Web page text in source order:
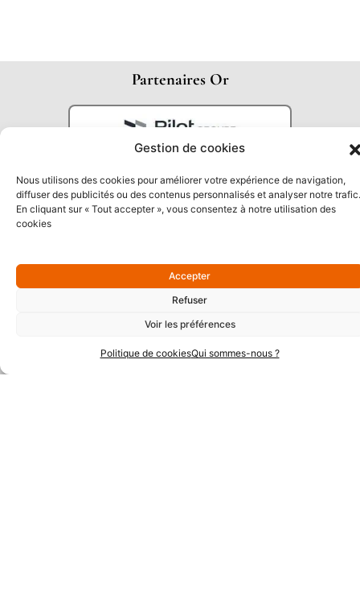
Gestion de cookies
Nous utilisons des cookies pour améliorer votre expérience de navigation,
diffuser des publicités ou des contenus personnalisés et analyser notre trafic.
En cliquant sur « Tout accepter », vous consentez à notre utilisation des
cookies
Accepter
Refuser
Voir les préférences
Politique de cookiesQui sommes-nous ?
Partenaires Or
Partenaires Argent